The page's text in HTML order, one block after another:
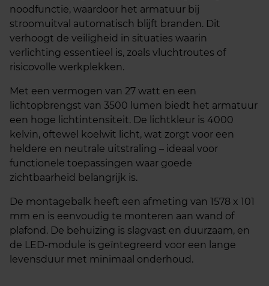
noodfunctie, waardoor het armatuur bij
stroomuitval automatisch blijft branden. Dit
verhoogt de veiligheid in situaties waarin
verlichting essentieel is, zoals vluchtroutes of
risicovolle werkplekken.
Met een vermogen van 27 watt en een
lichtopbrengst van 3500 lumen biedt het armatuur
een hoge lichtintensiteit. De lichtkleur is 4000
kelvin, oftewel koelwit licht, wat zorgt voor een
heldere en neutrale uitstraling – ideaal voor
functionele toepassingen waar goede
zichtbaarheid belangrijk is.
De montagebalk heeft een afmeting van 1578 x 101
mm en is eenvoudig te monteren aan wand of
plafond. De behuizing is slagvast en duurzaam, en
de LED-module is geïntegreerd voor een lange
levensduur met minimaal onderhoud.